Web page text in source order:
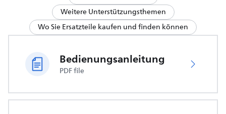
Weitere Unterstützungsthemen
Wo Sie Ersatzteile kaufen und finden können
Bedienungsanleitung
PDF file